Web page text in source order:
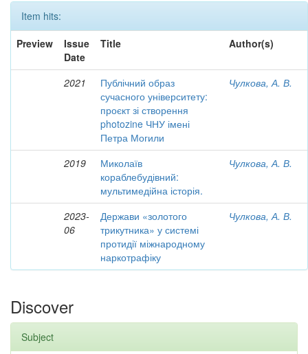
Item hits:
Preview
Issue
Date
Title Author(s)
2021
Публічний образ
сучасного університету:
проєкт зі створення
photozine ЧНУ імені
Петра Могили
Чулкова, А. В.
2019
Миколаїв
кораблебудівний:
мультимедійна історія.
Чулкова, А. В.
2023-
06
Держави «золотого
трикутника» у системі
протидії міжнародному
наркотрафіку
Чулкова, А. В.
Discover
Subject